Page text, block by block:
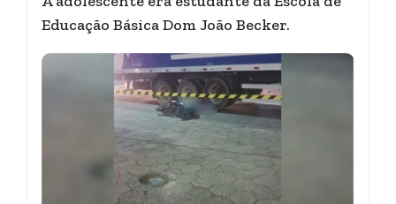
Educação Básica Dom João Becker.